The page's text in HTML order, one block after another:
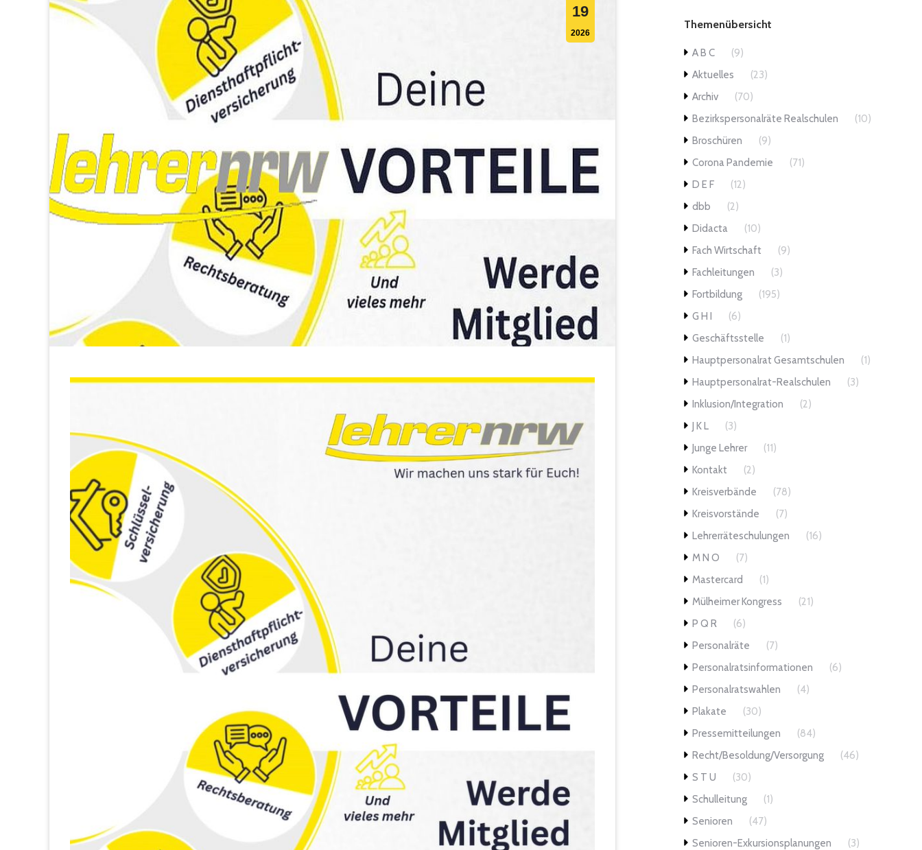
19
2026
Themenübersicht
A B C
(9)
Aktuelles
(23)
Archiv
(70)
Bezirkspersonalräte Realschulen
(10)
Broschüren
(9)
Corona Pandemie
(71)
D E F
(12)
dbb
(2)
Didacta
(10)
Fach Wirtschaft
(9)
Fachleitungen
(3)
Fortbildung
(195)
G H I
(6)
Geschäftsstelle
(1)
Hauptpersonalrat Gesamtschulen
(1)
Hauptpersonalrat-Realschulen
(3)
Inklusion/Integration
(2)
J K L
(3)
Junge Lehrer
(11)
Kontakt
(2)
Kreisverbände
(78)
Kreisvorstände
(7)
Lehrerräteschulungen
(16)
M N O
(7)
Mastercard
(1)
Mülheimer Kongress
(21)
P Q R
(6)
Personalräte
(7)
Personalratsinformationen
(6)
Personalratswahlen
(4)
Plakate
(30)
Pressemitteilungen
(84)
Recht/Besoldung/Versorgung
(46)
S T U
(30)
Schulleitung
(1)
Senioren
(47)
Senioren-Exkursionsplanungen
(3)